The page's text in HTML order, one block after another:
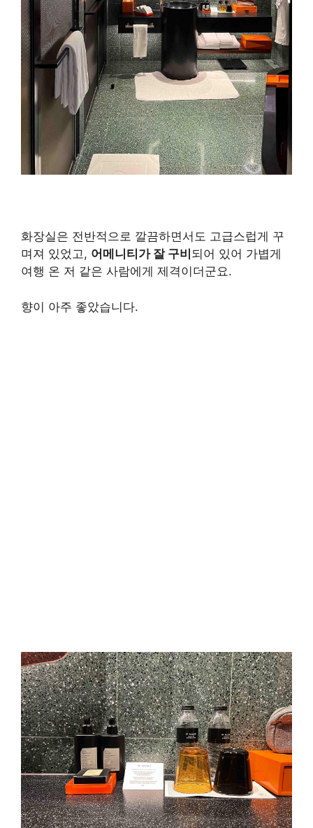
화장실은 전반적으로 깔끔하면서도 고급스럽게 꾸
며져 있었고, 어메니티가 잘 구비 되어 있어 가볍게
여행 온 저 같은 사람에게 제격이더군요.
향이 아주 좋았습니다.